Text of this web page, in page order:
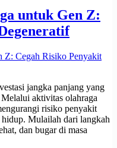
untuk Gen Z:
jangka panjang yang
aktivitas olahraga
risiko penyakit
Mulailah dari langkah
dan bugar di masa